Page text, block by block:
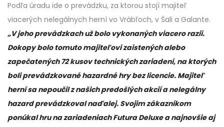
Podľa úradu ide o prevádzku, za ktorou stojí majiteľ
viacerých nelegálnych herní vo Vrábľoch, v Šali a Galante.
„V jeho prevádzkach už bolo vykonaných viacero razií.
Dokopy bolo tomuto majiteľovi zaistených alebo
zapečatených 72 kusov technických zariadení, na ktorých
boli prevádzkované hazardné hry bez licencie. Majiteľ
herní sa nepoučil z našich predošlých akcií a nelegálny
hazard prevádzkoval naďalej. Svojim zákazníkom
ponúkal hru na zariadeniach Futura Deluxe a najnovšie aj